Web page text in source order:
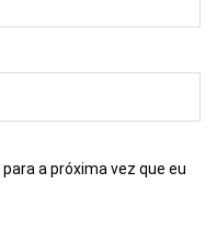
a próxima vez que eu